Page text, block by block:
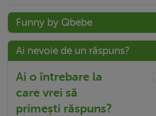
Funny by Qbebe
Ai nevoie de un răspuns?
Ai o întrebare la
care vrei să
primești răspuns?